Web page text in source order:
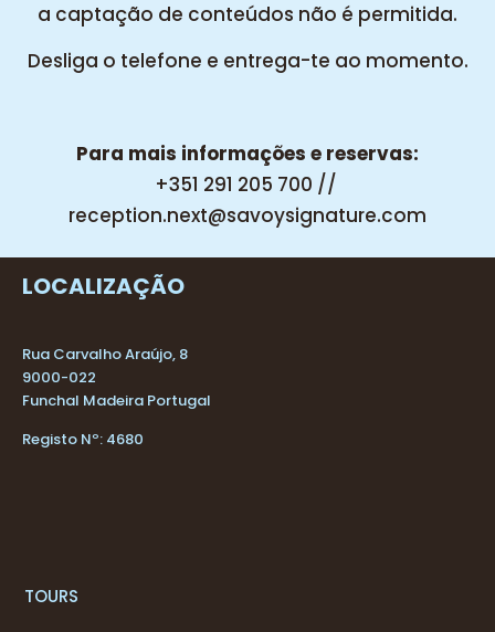
a captação de conteúdos não é permitida.
Desliga o telefone e entrega-te ao momento.
Para mais informações e reservas:
+351 291 205 700 //
reception.next@savoysignature.com
LOCALIZAÇÃO
Rua Carvalho Araújo, 8
9000-022
Funchal Madeira Portugal
Registo Nº: 4680
TOURS